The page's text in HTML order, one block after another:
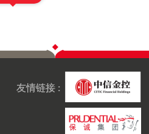
友情链接 :